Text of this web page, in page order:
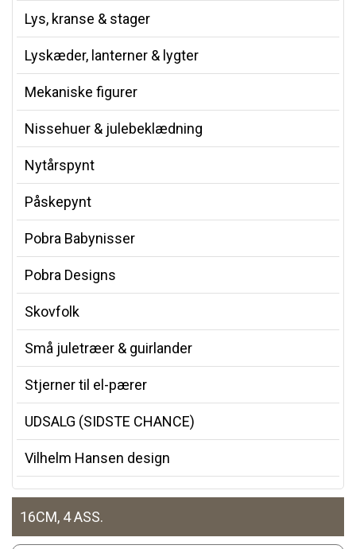
Lys, kranse & stager
Lyskæder, lanterner & lygter
Mekaniske figurer
Nissehuer & julebeklædning
Nytårspynt
Påskepynt
Pobra Babynisser
Pobra Designs
Skovfolk
Små juletræer & guirlander
Stjerner til el-pærer
UDSALG (SIDSTE CHANCE)
Vilhelm Hansen design
16CM, 4 ASS.